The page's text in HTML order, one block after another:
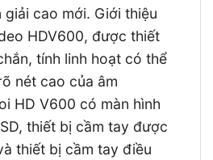
cao mới. Giới thiệu
HDV600, được thiết
tính linh hoạt có thể
nét cao của âm
HD V600 có màn hình
thiết bị cầm tay được
thiết bị cầm tay điều